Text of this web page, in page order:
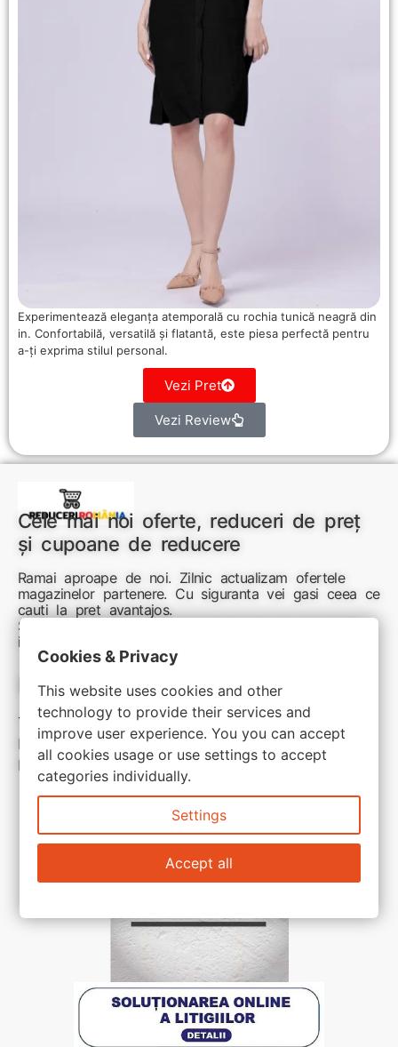
Experimentează eleganța atemporală cu rochia tunică neagră din
in. Confortabilă, versatilă și flatantă, este piesa perfectă pentru
a-ți exprima stilul personal.
Vezi Pret
Vezi Review
Cele mai noi oferte, reduceri de preț
și cupoane de reducere
Ramai aproape de noi. Zilnic actualizam ofertele
magazinelor partenere. Cu siguranta vei gasi ceea ce
cauti la pret avantajos.
Sunteti aici pentru reduceri inteligente si cumpărături
inspirate
Link-uri utile:
Termeni si conditii
Politica de confidentialitate
Politica de cookie
Cookies & Privacy
This website uses cookies and other
technology to provide their services and
improve user experience. You you can accept
all cookies usage or use settings to accept
categories individually.
Settings
Accept all